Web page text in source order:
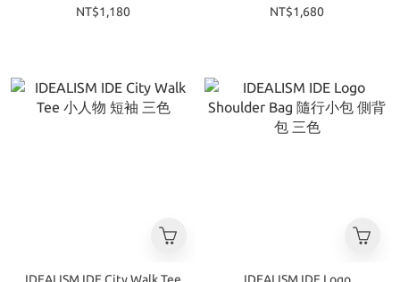
袖 三色
NT$1,180
NT$1,680